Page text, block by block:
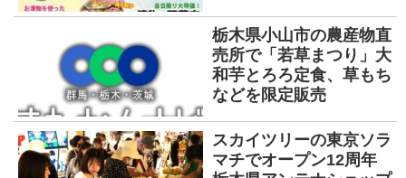
栃木県小山市の農産物直
売所で「若草まつり」大
和芋とろろ定食、草もち
などを限定販売
スカイツリーの東京ソラ
マチでオープン12周年